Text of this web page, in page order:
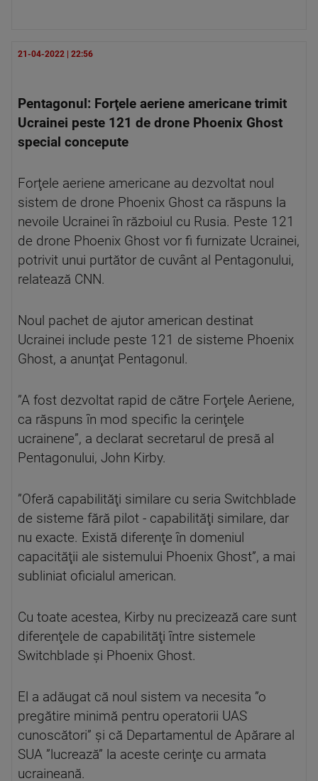
21-04-2022 | 22:56
Pentagonul: Forţele aeriene americane trimit
Ucrainei peste 121 de drone Phoenix Ghost
special concepute
Forţele aeriene americane au dezvoltat noul
sistem de drone Phoenix Ghost ca răspuns la
nevoile Ucrainei în războiul cu Rusia. Peste 121
de drone Phoenix Ghost vor fi furnizate Ucrainei,
potrivit unui purtător de cuvânt al Pentagonului,
relatează CNN.
Noul pachet de ajutor american destinat
Ucrainei include peste 121 de sisteme Phoenix
Ghost, a anunţat Pentagonul.
”A fost dezvoltat rapid de către Forţele Aeriene,
ca răspuns în mod specific la cerinţele
ucrainene”, a declarat secretarul de presă al
Pentagonului, John Kirby.
”Oferă capabilităţi similare cu seria Switchblade
de sisteme fără pilot - capabilităţi similare, dar
nu exacte. Există diferenţe în domeniul
capacităţii ale sistemului Phoenix Ghost”, a mai
subliniat oficialul american.
Cu toate acestea, Kirby nu precizează care sunt
diferenţele de capabilităţi între sistemele
Switchblade şi Phoenix Ghost.
El a adăugat că noul sistem va necesita ”o
pregătire minimă pentru operatorii UAS
cunoscători” şi că Departamentul de Apărare al
SUA ”lucrează” la aceste cerinţe cu armata
ucraineană.